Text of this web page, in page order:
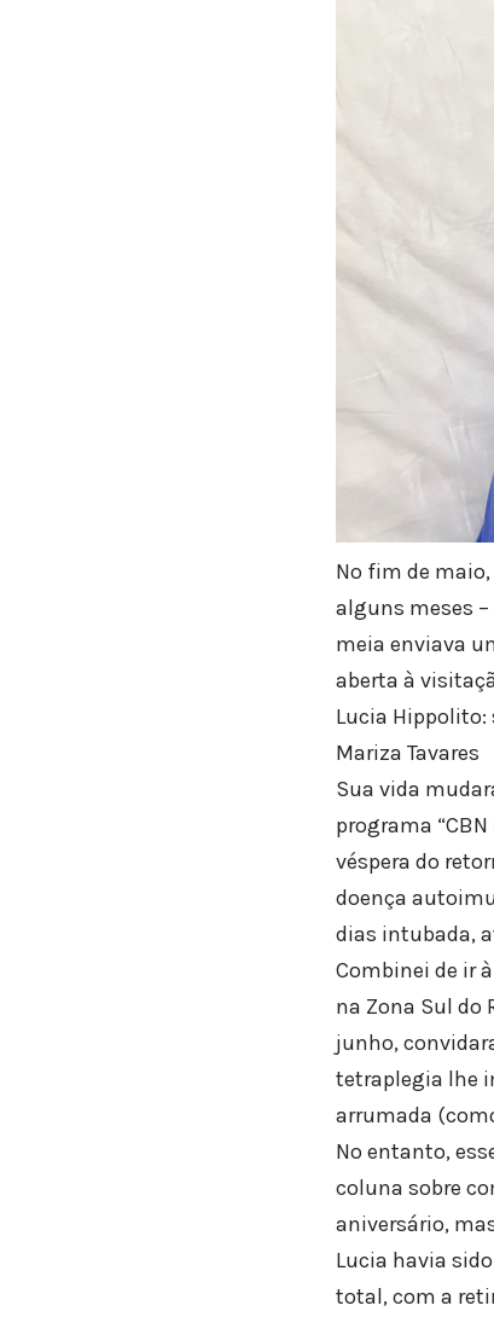
No fim de
alguns meses
meia enviava
aberta à
Lucia
Mariza Tavares
Sua vida
programa
véspera do
doença
dias intubada,
Combinei de ir
na Zona Sul do
junho,
tetraplegia lhe
arrumada
No entanto,
coluna sobre
aniversário,
Lucia havia
total, com a